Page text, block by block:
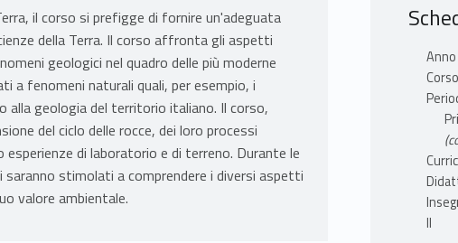
il corso si prefigge di fornire un'adeguata
della Terra. Il corso affronta gli aspetti
geologici nel quadro delle più moderne
a fenomeni naturali quali, per esempio, i
alla geologia del territorio italiano. Il corso,
del ciclo delle rocce, dei loro processi
di laboratorio e di terreno. Durante le
stimolati a comprendere i diversi aspetti
valore ambientale.
II